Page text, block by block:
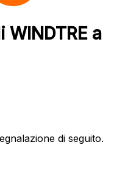
a
di seguito.